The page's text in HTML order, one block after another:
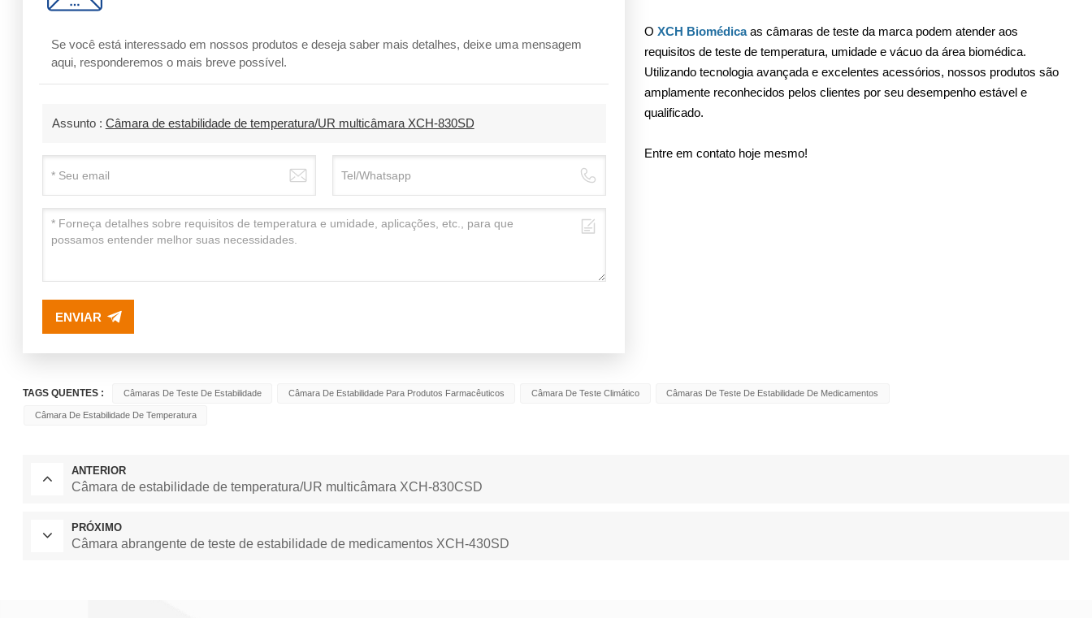
Se você está interessado em nossos produtos e deseja saber mais detalhes, deixe uma mensagem
aqui, responderemos o mais breve possível.
Assunto : Câmara de estabilidade de temperatura/UR multicâmara XCH-830SD
ENVIAR
OXCH Biomédicaas câmaras de teste da marca podem atender aos
requisitos de teste de temperatura, umidade e vácuo da área biomédica.
Utilizando tecnologia avançada e excelentes acessórios, nossos produtos são
amplamente reconhecidos pelos clientes por seu desempenho estável e
qualificado.
Entre em contato hoje mesmo!
TAGS QUENTES : Câmaras De Teste De Estabilidade Câmara De Estabilidade Para Produtos Farmacêuticos Câmara De Teste Climático Câmaras De Teste De Estabilidade De Medicamentos
Câmara De Estabilidade De Temperatura
ANTERIOR
Câmara de estabilidade de temperatura/UR multicâmara XCH-830CSD
PRÓXIMO
Câmara abrangente de teste de estabilidade de medicamentos XCH-430SD